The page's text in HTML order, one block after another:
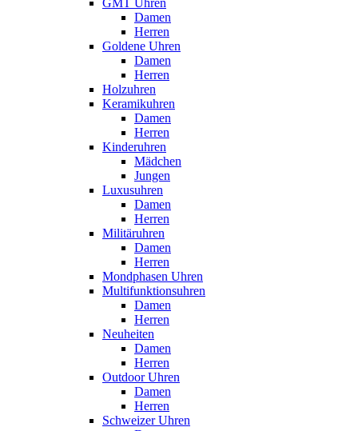
GMT Uhren
Damen
Herren
Goldene Uhren
Damen
Herren
Holzuhren
Keramikuhren
Damen
Herren
Kinderuhren
Mädchen
Jungen
Luxusuhren
Damen
Herren
Militäruhren
Damen
Herren
Mondphasen Uhren
Multifunktionsuhren
Damen
Herren
Neuheiten
Damen
Herren
Outdoor Uhren
Damen
Herren
Schweizer Uhren